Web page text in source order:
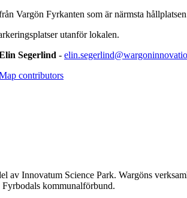
Vargön Fyrkanten som är närmsta
utanför lokalen.
Segerlind -
contributors
av Innovatum Science Park. Wargöns
kommunalförbund.